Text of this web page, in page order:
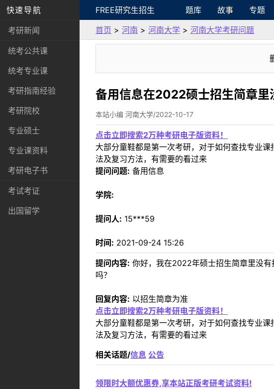
快速导航
考研新闻
统考公共课
统考专业课
考研指南经验
考研院校
专业硕士
专业课资料
考研电子书
考试考证
出国留学
FREE研究生招生 题库 故事 专题
首页 > 河南 > 河南大学 > 河南大学考研问题
备用信息在2022硕士招生简章
本站小编 河南大学/2022-10-17
点击立即搜索2万种考研电子版资料！
大部分童鞋都是第一次考研，对于如何查找专业
法及复习方法，有需要的看过来
提问问题: 备用信息
学院:
提问人: 15***59
时间: 2021-09-24 15:26
提问内容: 你好，我在2022年硕士招生简章里没
吗？
回复内容: 以招生简章为准
点击立即搜索2万种考研电子版资料！
大部分童鞋都是第一次考研，对于如何查找专业
法及复习方法，有需要的看过来
相关话题/信息 公告
领限时大额优惠券,享本站正版考研考试资料!